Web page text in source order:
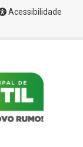
Acessibilidade